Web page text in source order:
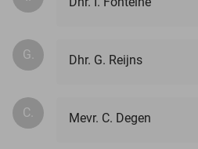
G. Dhr. G. Reijns
C. Mevr. C. Degen